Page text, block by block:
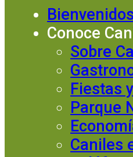
Bienvenidos
Conoce
Sobre
Fiestas
Parque
Caniles